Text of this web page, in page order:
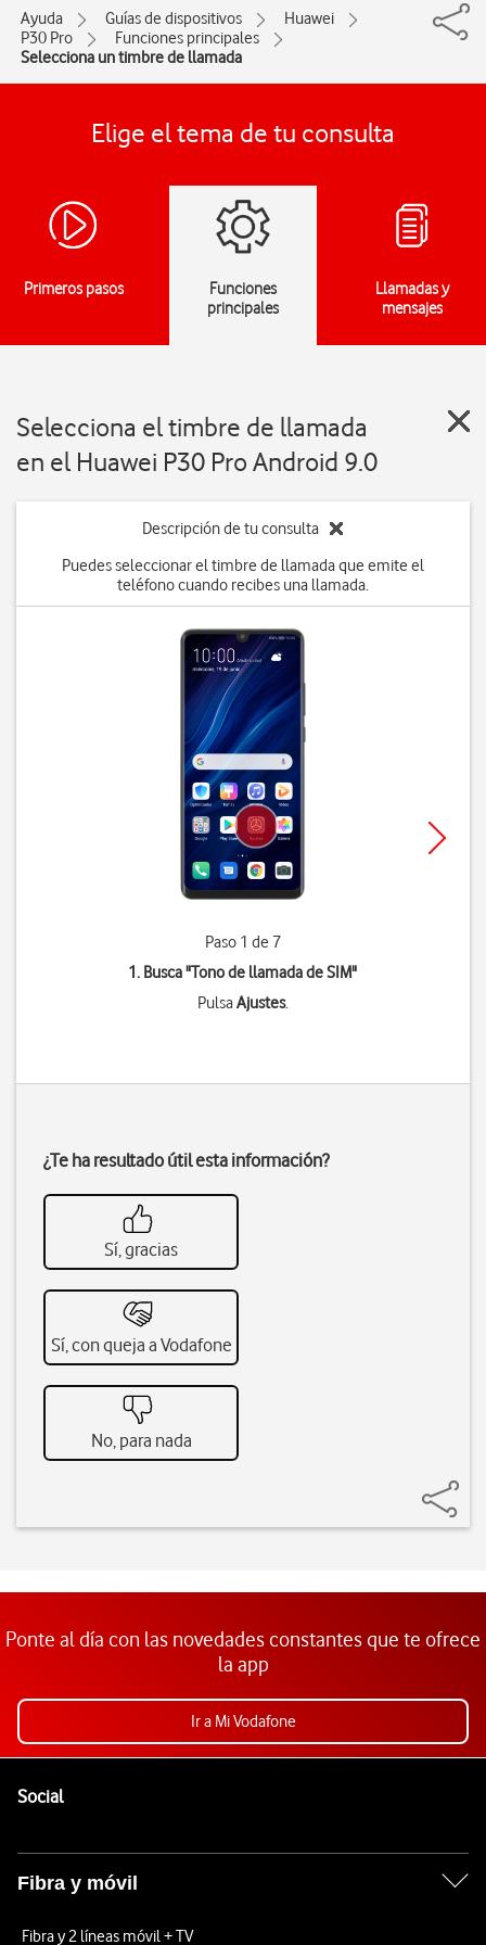
Ayuda Guías de dispositivos
Huawei
P30 Pro
Funciones principales
Selecciona un timbre de llamada
Elige el tema de tu consulta
Primeros pasos
Funciones
principales
Llamadas y
mensajes
Selecciona el timbre de llamada
en el Huawei P30 Pro Android 9.0
Descripción de tu consulta
Puedes seleccionar el timbre de llamada que emite el
teléfono cuando recibes una llamada.
Paso 1 de 7
1. Busca "Tono de llamada de SIM"
PulsaAjustes.
¿Te ha resultado útil esta información?
Sí, gracias
Sí, con queja a Vodafone
No, para nada
Ponte al día con las novedades constantes que te ofrece
la app
Ir a Mi Vodafone
SocialEnlaces a las redes sociales de Vodafone
Fibra y móvil
Fibra y 2 líneas móvil + TV